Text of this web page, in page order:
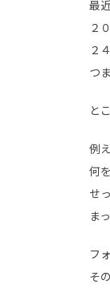
最
２
２
つ
と
例
何
せ
ま
フ
そ